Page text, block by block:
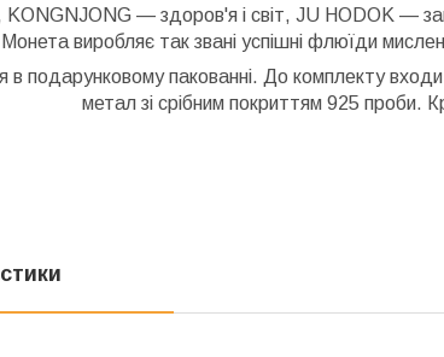
KONGNJONG — здоров'я і світ, JU HODOK —
виробляє так звані успішні флюїди
в подарунковому пакованні. До комплекту
метал зі срібним покриттям 925 проби.